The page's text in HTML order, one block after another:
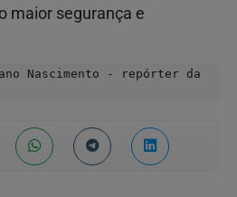
maior segurança e
Nascimento - repórter da